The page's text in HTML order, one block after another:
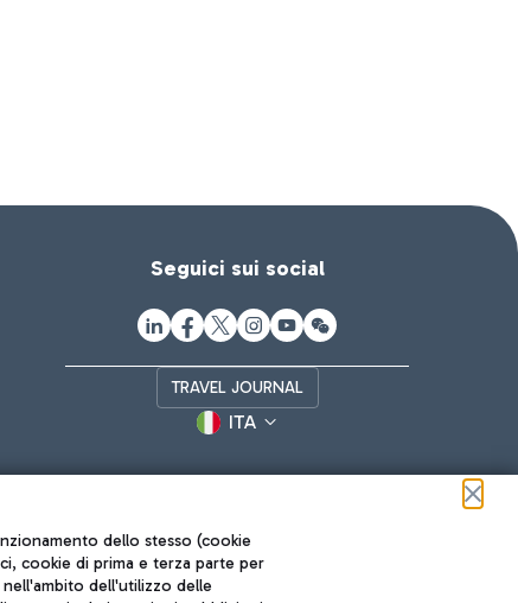
Seguici sui social
TRAVEL JOURNAL
ITA
dello stesso (cookie
cookie di prima e terza parte per
dell'utilizzo delle